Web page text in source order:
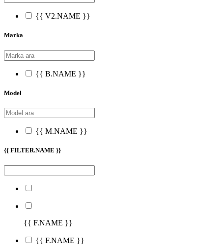
{{ V2.NAME }}
Marka
{{ B.NAME }}
Model
{{ M.NAME }}
{{ FILTER.NAME }}
{{ F.NAME }}
{{ F.NAME }}